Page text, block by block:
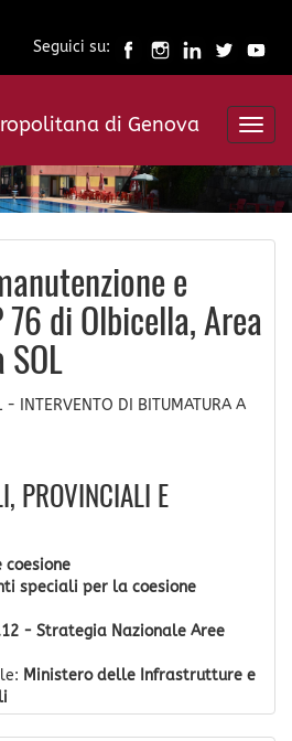
Seguici su:
di Genova
e
76 di Olbicella, Area
SOL
DI BITUMATURA A
PROVINCIALI E
coesione
speciali per la coesione
- Strategia Nazionale Aree
Ministero delle Infrastrutture e